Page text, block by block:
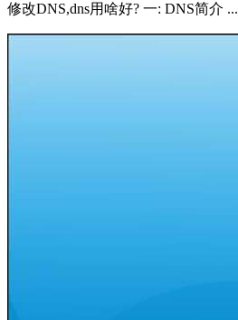
修改DNS,dns用啥好? 一: DNS简介 ...